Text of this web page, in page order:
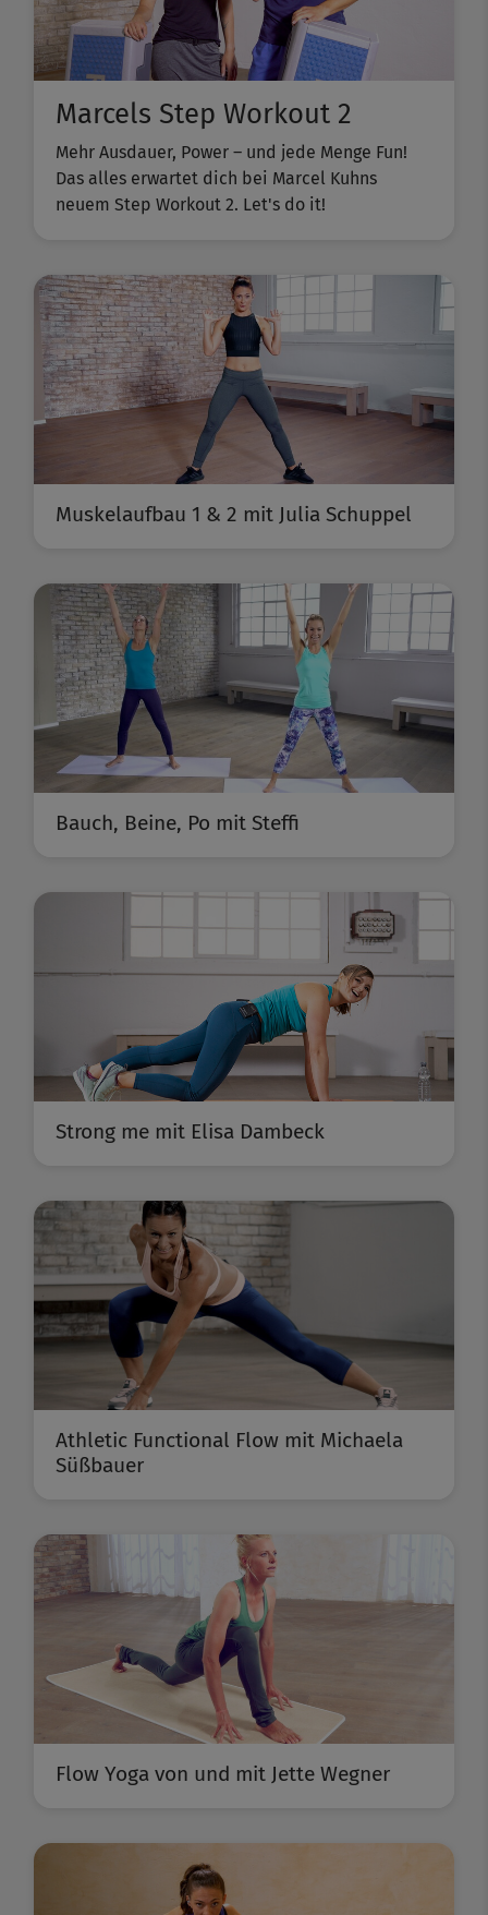
Marcels Step Workout 2
Mehr Ausdauer, Power – und jede Menge Fun!
Das alles erwartet dich bei Marcel Kuhns
neuem Step Workout 2. Let's do it!
Muskelaufbau 1 & 2 mit Julia Schuppel
Bauch, Beine, Po mit Steffi
Strong me mit Elisa Dambeck
Athletic Functional Flow mit Michaela
Süßbauer
Flow Yoga von und mit Jette Wegner